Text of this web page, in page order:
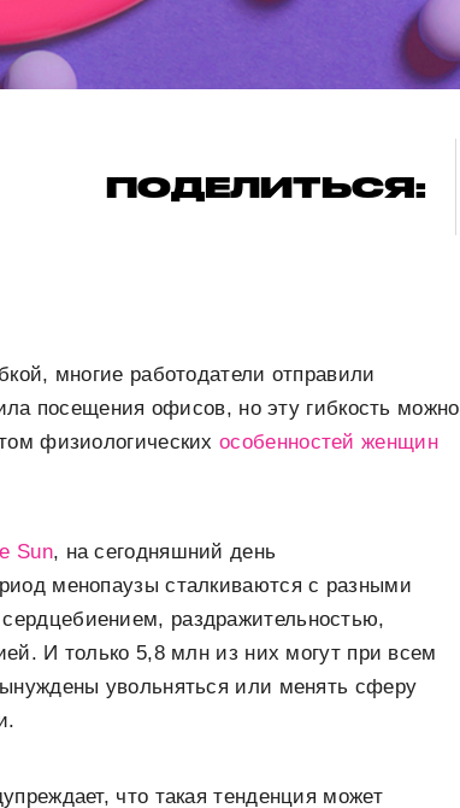
ПОДЕЛИТЬСЯ:
многие работодатели отправили
посещения офисов, но эту гибкость можно
физиологическихособенностей женщин
Sun, на сегодняшний день
менопаузы сталкиваются с разными
раздражительностью,
И только 5,8 млн из них могут при всем
увольняться или менять сферу
что такая тенденция может